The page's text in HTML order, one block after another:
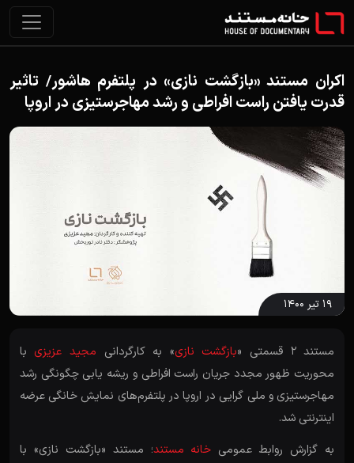
اکران مستند «بازگشت نازی» در پلتفرم هاشور/ تاثیر
قدرت یافتن راست‌ افراطی و رشد مهاجرستیزی در اروپا
۱۹ تیر ۱۴۰۰
مستند 2 قسمتی « بازگشت نازی» به کارگردانی مجید عزیزی با
محوریت ظهور مجدد جریان راست افراطی و ریشه یابی چگونگی رشد
مهاجرستیزی و ملی گرایی در اروپا در پلتفرم‌های نمایش خانگی عرضه
اینترنتی شد.
به گزارش روابط عمومی خانه مستند؛ مستند «بازگشت نازی» با